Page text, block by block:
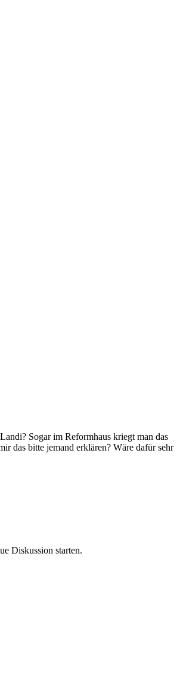
Sogar im Reformhaus kriegt man das
das bitte jemand erklären? Wäre dafür sehr
Diskussion starten.